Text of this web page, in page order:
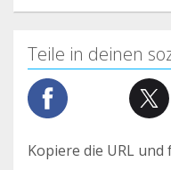
Teile in deinen
Kopiere die URL und